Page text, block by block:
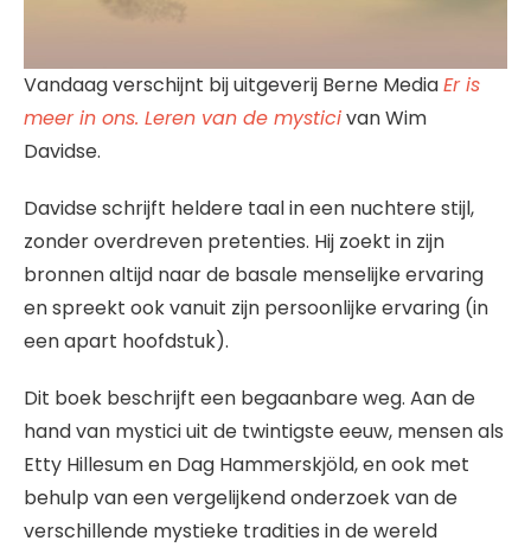
Vandaag verschijnt bij uitgeverij Berne MediaEr is
meer in ons. Leren van de mysticivan Wim
Davidse.
Davidse schrijft heldere taal in een nuchtere stijl,
zonder overdreven pretenties. Hij zoekt in zijn
bronnen altijd naar de basale menselijke ervaring
en spreekt ook vanuit zijn persoonlijke ervaring (in
een apart hoofdstuk).
Dit boek beschrijft een begaanbare weg. Aan de
hand van mystici uit de twintigste eeuw, mensen als
Etty Hillesum en Dag Hammerskjöld, en ook met
behulp van een vergelijkend onderzoek van de
verschillende mystieke tradities in de wereld